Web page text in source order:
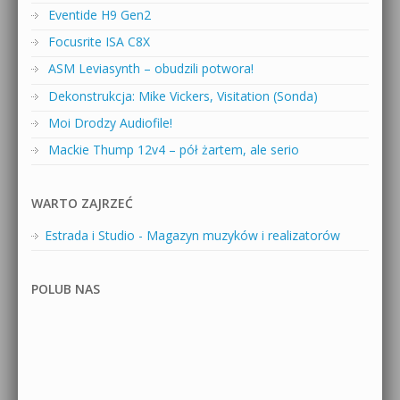
Eventide H9 Gen2
Focusrite ISA C8X
ASM Leviasynth – obudzili potwora!
Dekonstrukcja: Mike Vickers, Visitation (Sonda)
Moi Drodzy Audiofile!
Mackie Thump 12v4 – pół żartem, ale serio
WARTO ZAJRZEĆ
Estrada i Studio - Magazyn muzyków i realizatorów
POLUB NAS